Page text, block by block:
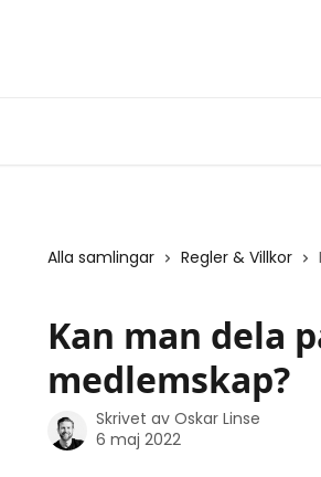
Alla samlingar Regler & Villkor
Kan man dela
medlemskap?
Skrivet av Oskar Linse
6 maj 2022